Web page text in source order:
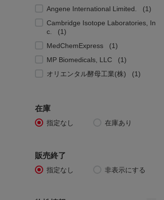
Angene International Limited.
1
Cambridge Isotope Laboratories, In
c.
1
MedChemExpress
1
MP Biomedicals, LLC
1
オリエンタル酵母工業(株)
1
在庫
指定なし 在庫あり
販売終了
指定なし 非表示にする